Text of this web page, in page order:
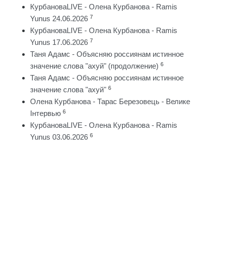
КурбановаLIVE - Олена Курбанова - Ramis
Yunus 24.06.2026 7
КурбановаLIVE - Олена Курбанова - Ramis
Yunus 17.06.2026 7
Таня Адамс - Объясняю россиянам истинное
значение слова "ахуй" (продолжение) 6
Таня Адамс - Объясняю россиянам истинное
значение слова "ахуй" 6
Олена Курбанова - Тарас Березовець - Велике
Інтервью 6
КурбановаLIVE - Олена Курбанова - Ramis
Yunus 03.06.2026 6